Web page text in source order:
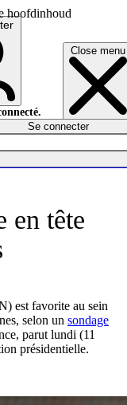
hoofdinhoud
Close menu
Se connecter
en tête
est favorite au sein
selon un sondage
parut lundi (11
présidentielle.